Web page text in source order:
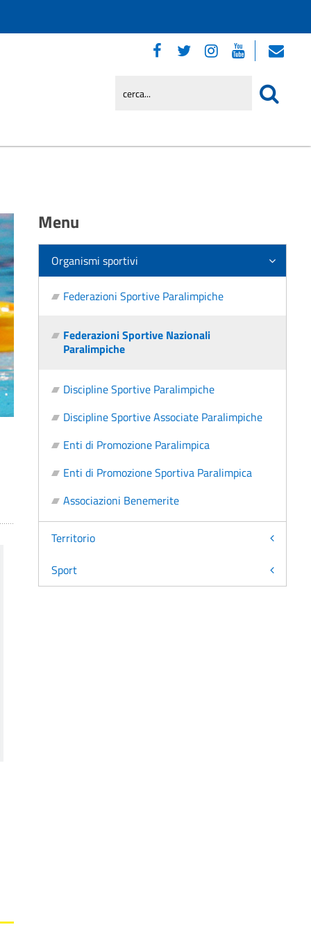
Menu
Organismi sportivi
Federazioni Sportive Paralimpiche
Federazioni Sportive Nazionali
Paralimpiche
Discipline Sportive Paralimpiche
Discipline Sportive Associate Paralimpiche
Enti di Promozione Paralimpica
Enti di Promozione Sportiva Paralimpica
Associazioni Benemerite
Territorio
Sport